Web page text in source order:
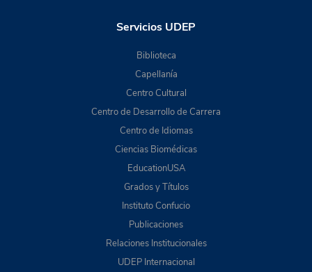
Servicios UDEP
Biblioteca
Capellanía
Centro Cultural
Centro de Desarrollo de Carrera
Centro de Idiomas
Ciencias Biomédicas
EducationUSA
Grados y Títulos
Instituto Confucio
Publicaciones
Relaciones Institucionales
UDEP Internacional